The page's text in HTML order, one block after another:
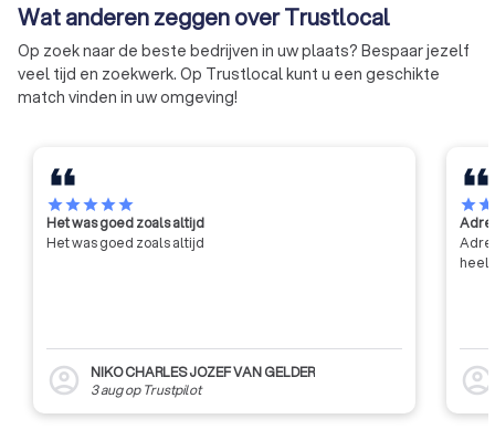
verlenen van technische
voorlichting, bijstand en advies
aan zijn leden, en het bijdragen
tot de algemene innovatie en
ontwikkeling in de bouwsector,
van de industrie en de overheid.
Wat anderen zeggen over Trustlocal
Op zoek naar de beste bedrijven in uw plaats? Bespaar jezelf
veel tijd en zoekwerk. Op Trustlocal kunt u een geschikte
match vinden in uw omgeving!
starstarstarstarstar
Het was goed zoals altijd
Het was goed zoals altijd
account_circle
NIKO CHARLES JOZEF VAN GELDER
3 augop Trustpilot
starstar
heel
account_circle